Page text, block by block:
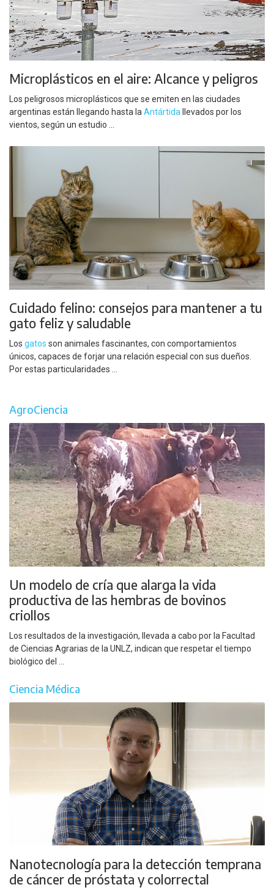
Microplásticos en el aire: Alcance y peligros
Los peligrosos microplásticos que se emiten en las ciudades
argentinas están llegando hasta la Antártida llevados por los
vientos, según un estudio ...
Cuidado felino: consejos para mantener a tu
gato feliz y saludable
Los gatos son animales fascinantes, con comportamientos
únicos, capaces de forjar una relación especial con sus dueños.
Por estas particularidades ...
AgroCiencia
Un modelo de cría que alarga la vida
productiva de las hembras de bovinos
criollos
Los resultados de la investigación, llevada a cabo por la Facultad
de Ciencias Agrarias de la UNLZ, indican que respetar el tiempo
biológico del ...
Ciencia Médica
Nanotecnología para la detección temprana
de cáncer de próstata y colorrectal